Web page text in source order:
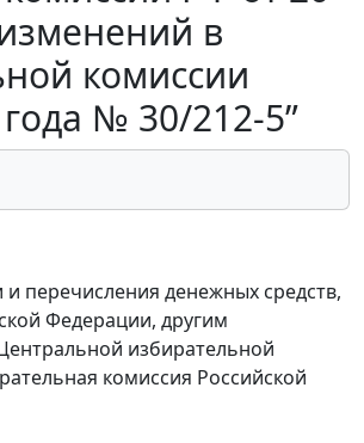
в
комиссии
№ 30/212-5”
и перечисления денежных средств,
Федерации, другим
избирательной
комиссия Российской